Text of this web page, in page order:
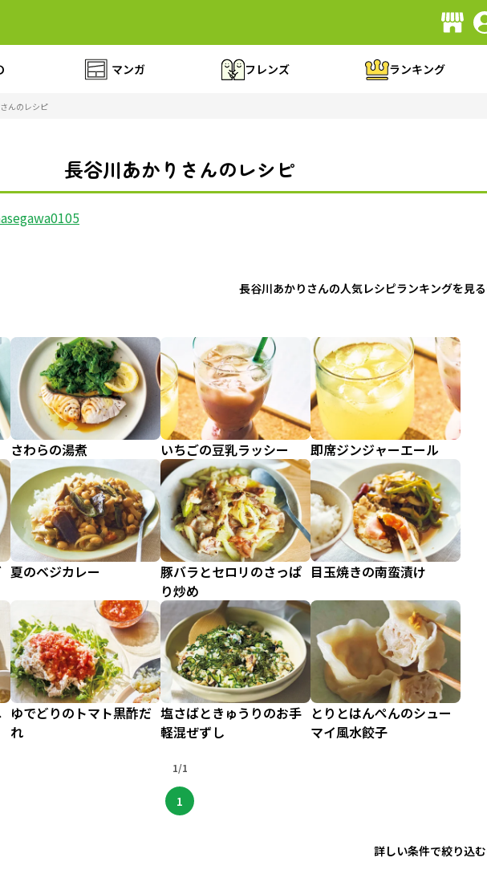
マンガ フレンズ ランキング
んのレシピ
長谷川あかりさんのレシピ
長谷川あかりさんの人気レシピランキングを見る
さわらの湯煮 いちごの豆乳ラッシー 即席ジンジャーエール
夏のベジカレー
豚バラとセロリのさっぱ
り炒め
目玉焼きの南蛮漬け
ゆでどりのトマト黒酢だ
れ
塩さばときゅうりのお手
軽混ぜずし
とりとはんぺんのシュー
マイ風水餃子
1/1
1
詳しい条件で絞り込む